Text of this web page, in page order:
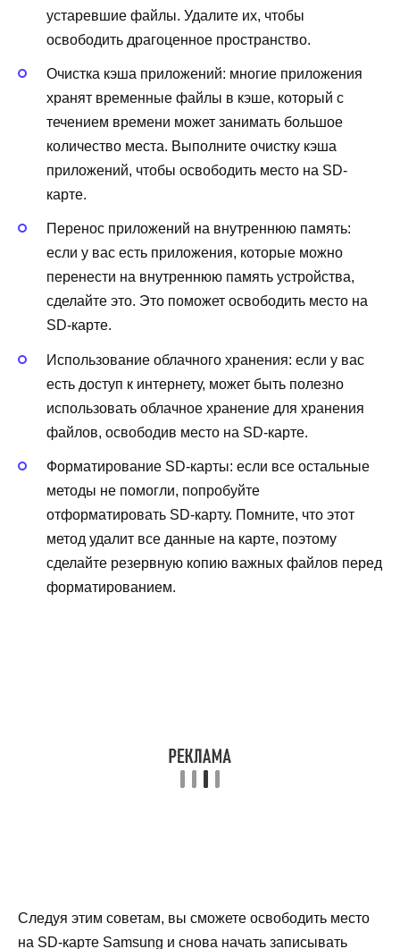
устаревшие файлы. Удалите их, чтобы
освободить драгоценное пространство.
Очистка кэша приложений: многие приложения
хранят временные файлы в кэше, который с
течением времени может занимать большое
количество места. Выполните очистку кэша
приложений, чтобы освободить место на SD-
карте.
Перенос приложений на внутреннюю память:
если у вас есть приложения, которые можно
перенести на внутреннюю память устройства,
сделайте это. Это поможет освободить место на
SD-карте.
Использование облачного хранения: если у вас
есть доступ к интернету, может быть полезно
использовать облачное хранение для хранения
файлов, освободив место на SD-карте.
Форматирование SD-карты: если все остальные
методы не помогли, попробуйте
отформатировать SD-карту. Помните, что этот
метод удалит все данные на карте, поэтому
сделайте резервную копию важных файлов перед
форматированием.
Следуя этим советам, вы сможете освободить место
на SD-карте Samsung и снова начать записывать